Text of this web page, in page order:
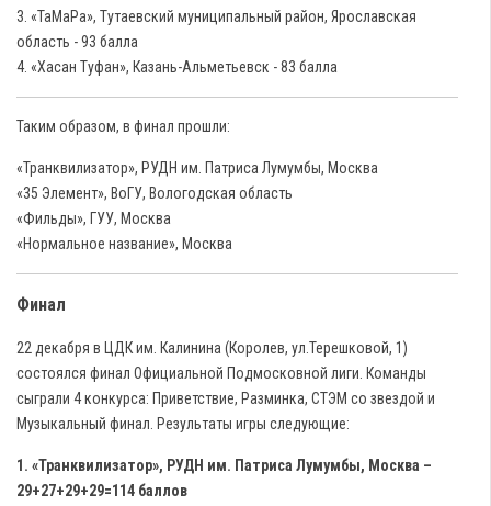
3. «ТаМаРа», Тутаевский муниципальный район, Ярославская
область - 93 балла
4. «Хасан Туфан», Казань-Альметьевск - 83 балла
Таким образом, в финал прошли:
«Транквилизатор», РУДН им. Патриса Лумумбы, Москва
«35 Элемент», ВоГУ, Вологодская область
«Фильды», ГУУ, Москва
«Нормальное название», Москва
Финал
22 декабря в ЦДК им. Калинина (Королев, ул.Терешковой, 1)
состоялся финал Официальной Подмосковной лиги. Команды
сыграли 4 конкурса: Приветствие, Разминка, СТЭМ со звездой и
Музыкальный финал. Результаты игры следующие:
1. «Транквилизатор», РУДН им. Патриса Лумумбы, Москва –
29+27+29+29=114 баллов